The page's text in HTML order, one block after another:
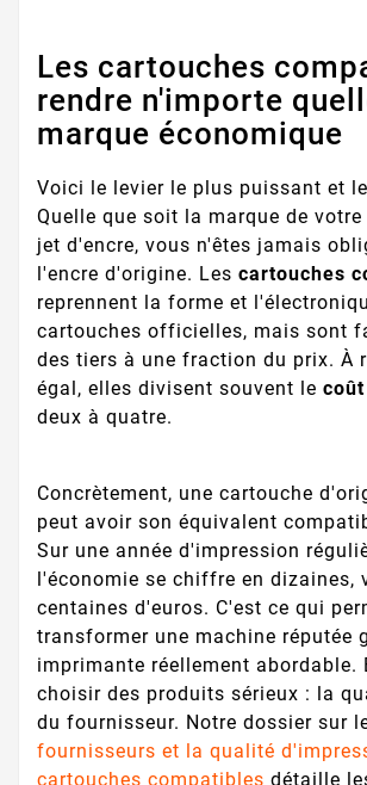
Les cartouches
rendre n'importe
marque économique
Voici le levier le plus puissant et
Quelle que soit la marque de
jet d'encre, vous n'êtes jamais
l'encre d'origine. Les cartouches
reprennent la forme et
cartouches officielles, mais sont
des tiers à une fraction du prix. À
égal, elles divisent souvent le
deux à quatre.
Concrètement, une cartouche
peut avoir son équivalent
Sur une année d'impression
l'économie se chiffre en dizaines,
centaines d'euros. C'est ce qui
transformer une machine réputée
imprimante réellement abordable.
choisir des produits sérieux : la
du fournisseur. Notre dossier sur
fournisseurs et la qualité
cartouches compatibles détaille